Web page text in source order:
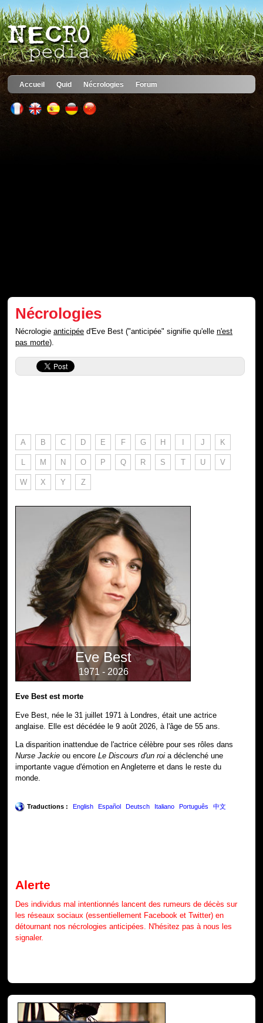
Accueil Quid Nécrologies Forum
Nécrologies
Nécrologieanticipée d'Eve Best ("anticipée" signifie qu'ellen'est
pas morte).
A B C D E F G H I J K
L M N O P Q R S T U V
W X Y Z
Eve Best
1971 - 2026
Eve Best est morte
Eve Best, née le 31 juillet 1971 à Londres, était une actrice
anglaise. Elle est décédée le 9 août 2026, à l'âge de 55 ans.
La disparition inattendue de l'actrice célèbre pour ses rôles dans
Nurse Jackie ou encoreLe Discours d'un roi a déclenché une
importante vague d'émotion en Angleterre et dans le reste du
monde.
Traductions : English Español Deutsch Italiano Português 中文
Alerte
Des individus mal intentionnés lancent des rumeurs de décès sur
les réseaux sociaux (essentiellement Facebook et Twitter) en
détournant nos nécrologies anticipées. N'hésitez pas à nous les
signaler.